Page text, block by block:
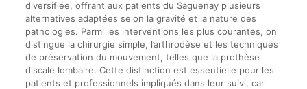
diversifiée, offrant aux patients du Saguenay plusieurs
alternatives adaptées selon la gravité et la nature des
pathologies. Parmi les interventions les plus courantes, on
distingue la chirurgie simple, l’arthrodèse et les techniques
de préservation du mouvement, telles que la prothèse
discale lombaire. Cette distinction est essentielle pour les
patients et professionnels impliqués dans leur suivi, car